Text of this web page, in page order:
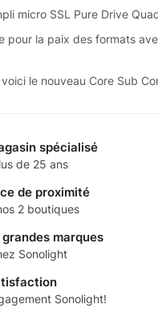
micro SSL Pure Drive
pour la paix des formats
le nouveau Core Sub
spécialisé
de 25 ans
de proximité
2 boutiques
grandes marques
Sonolight
Sonolight!